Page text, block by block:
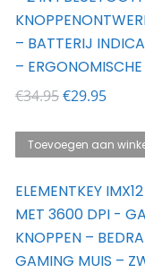
– BATTERIJ
–
€34.95
was:
€29.95
is:
Toevoegen aan
ELEMENTKEY
MET 3600 DPI -
KNOPPEN –
GAMING MUIS –